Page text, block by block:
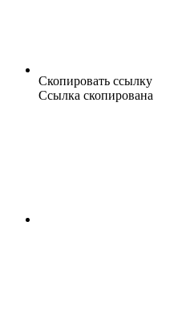
Скопировать ссылку
Ссылка скопирована